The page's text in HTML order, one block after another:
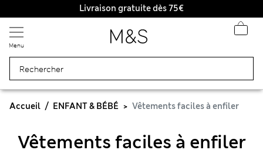
Livraison gratuite dès 75€
Menu
Accueil ENFANT & BÉBÉ Vêtements faciles à enfiler
Vêtements faciles à enfiler